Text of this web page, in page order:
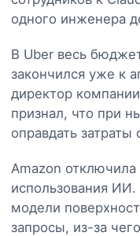
одного инженера
В Uber весь
закончился уже к
директор
признал, что при
оправдать
Amazon отключила
использования ИИ.
модели
запросы, из-за